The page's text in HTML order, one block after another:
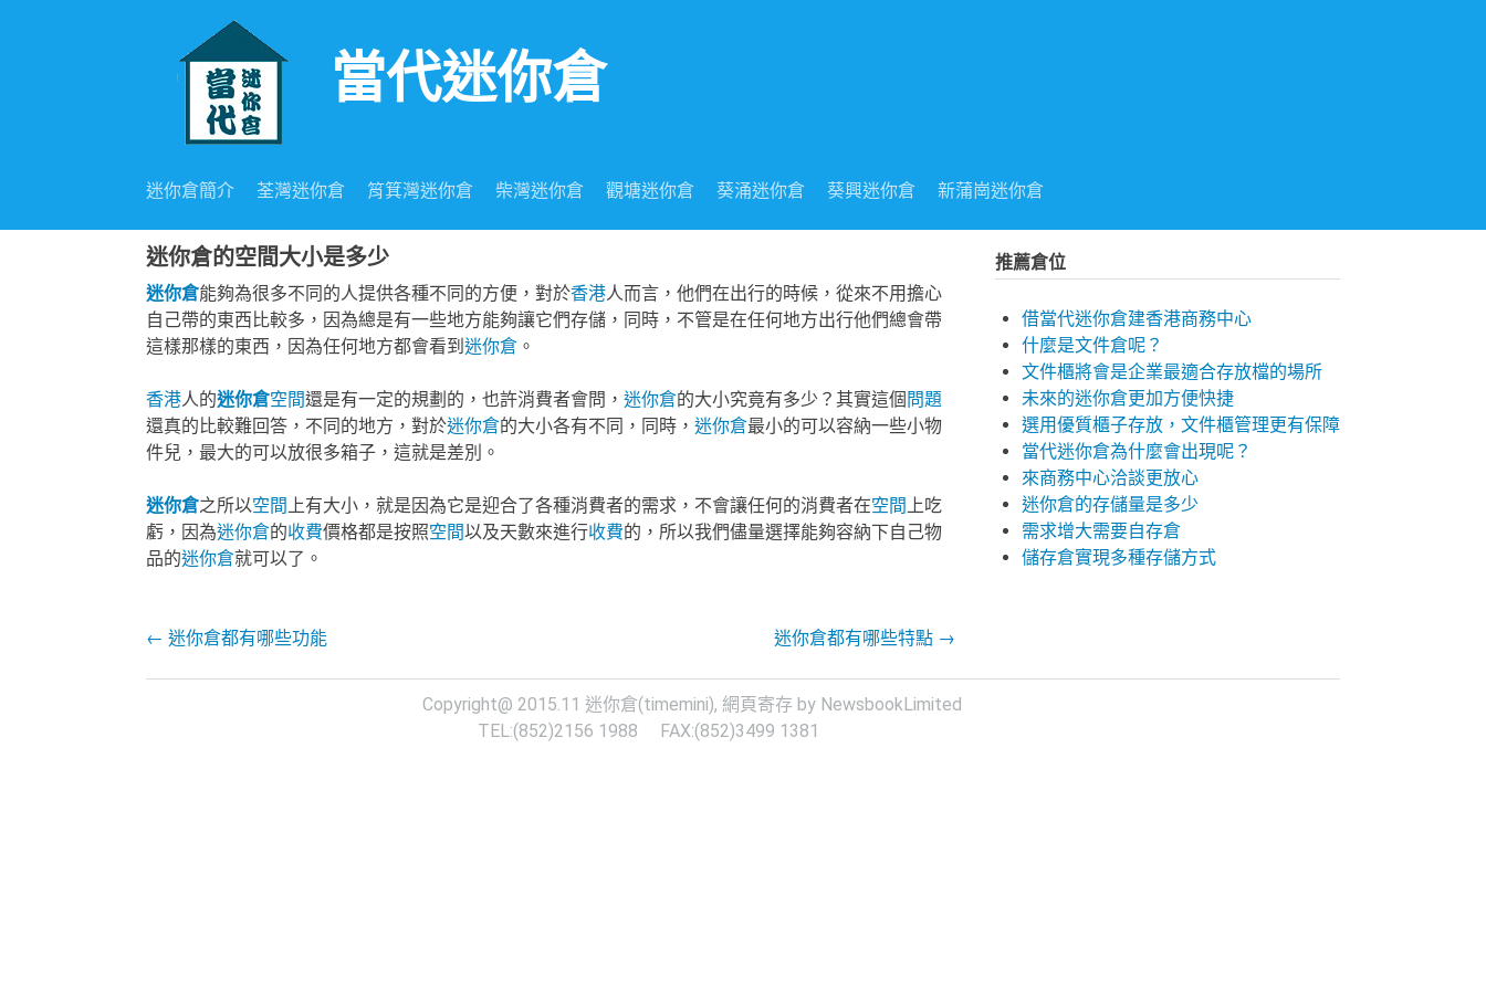
當代迷你倉
迷你倉簡介 荃灣迷你倉 筲箕灣迷你倉 柴灣迷你倉 觀塘迷你倉 葵涌迷你倉 葵興迷你倉 新蒲崗迷你倉
迷你倉的空間大小是多少
迷你倉能夠為很多不同的人提供各種不同的方便，對於香港人而言，他們在出行的時候，從來不用擔心
自己帶的東西比較多，因為總是有一些地方能夠讓它們存儲，同時，不管是在任何地方出行他們總會帶
這樣那樣的東西，因為任何地方都會看到 迷你倉 。
香港人的迷你倉空間還是有一定的規劃的，也許消費者會問， 迷你倉的大小究竟有多少？其實這個 問題
還真的比較難回答，不同的地方，對於迷你倉的大小各有不同，同時， 迷你倉最小的可以容納一些小物
件兒，最大的可以放很多箱子，這就是差別。
迷你倉之所以空間上有大小，就是因為它是迎合了各種消費者的需求，不會讓任何的消費者在空間上吃
虧，因為迷你倉的收費價格都是按照空間以及天數來進行收費的，所以我們儘量選擇能夠容納下自己物
品的迷你倉就可以了。
Post navigation
← 迷你倉都有哪些功能 迷你倉都有哪些特點 →
推薦倉位
借當代迷你倉建香港商務中心
什麼是文件倉呢？
文件櫃將會是企業最適合存放檔的場所
未來的迷你倉更加方便快捷
選用優質櫃子存放，文件櫃管理更有保障
當代迷你倉為什麼會出現呢？
來商務中心洽談更放心
迷你倉的存儲量是多少
需求增大需要自存倉
儲存倉實現多種存儲方式
Copyright@ 2015.11 迷你倉(timemini), 網頁寄存 by NewsbookLimited
TEL:(852)2156 1988 FAX:(852)3499 1381